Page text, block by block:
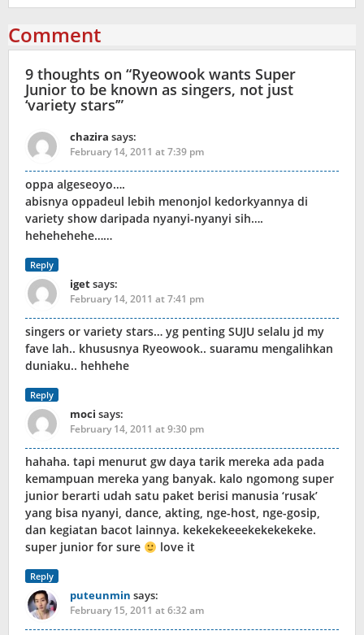
Comment
9 thoughts on “Ryeowook wants Super
Junior to be known as singers, not just
‘variety stars’”
chazira says:
February 14, 2011 at 7:39 pm
oppa algeseoyo….
abisnya oppadeul lebih menonjol kedorkyannya di
variety show daripada nyanyi-nyanyi sih….
hehehehehe……
Reply
igetsays:
February 14, 2011 at 7:41 pm
singers or variety stars… yg penting SUJU selalu jd my
fave lah.. khususnya Ryeowook.. suaramu mengalihkan
duniaku.. hehhehe
Reply
moci says:
February 14, 2011 at 9:30 pm
hahaha. tapi menurut gw daya tarik mereka ada pada
kemampuan mereka yang banyak. kalo ngomong super
junior berarti udah satu paket berisi manusia ‘rusak’
yang bisa nyanyi, dance, akting, nge-host, nge-gosip,
dan kegiatan bacot lainnya. kekekekeeekekekekeke.
super junior for sure
love it
Reply
puteunmin says:
February 15, 2011 at 6:32 am